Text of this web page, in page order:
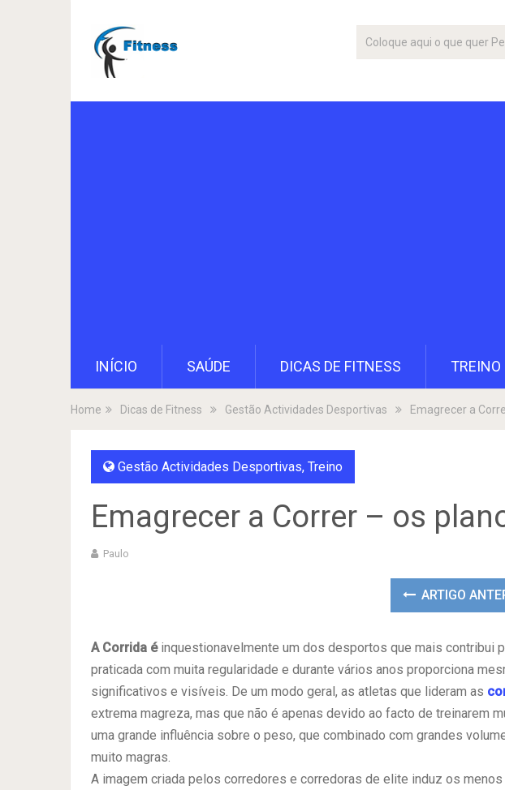
INÍCIO SAÚDE DICAS DE FITNESS TREINO
Home Dicas de Fitness Gestão Actividades Desportivas Emagrecer a
Gestão Actividades Desportivas, Treino
Emagrecer a Correr – os
Paulo
ARTIGO
A Corrida éinquestionavelmente um dos desportos que mais contribui
praticada com muita regularidade e durante vários anos proporciona
significativos e visíveis. De um modo geral, as atletas que lideram as
extrema magreza, mas que não é apenas devido ao facto de treinarem
uma grande influência sobre o peso, que combinado com grandes
muito magras.
A imagem criada pelos corredores e corredoras de elite induz os